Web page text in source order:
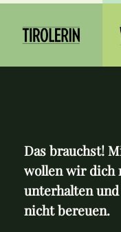
Das brauchst!
wollen wir dich
unterhalten
nicht bereuen.